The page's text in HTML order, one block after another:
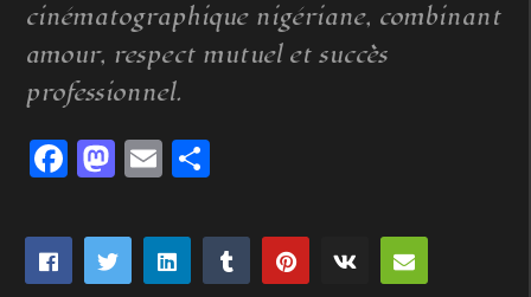
cinématographique nigériane, combinant
amour, respect mutuel et succès
professionnel.
Facebook
Mastodon
Email